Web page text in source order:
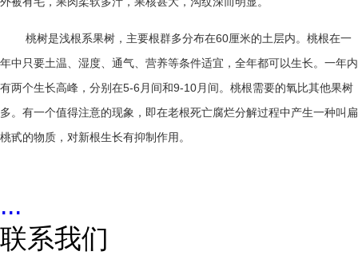
桃树是浅根系果树，主要根群多分布在60厘米的土层内。桃根在一
年中只要土温、湿度、通气、营养等条件适宜，全年都可以生长。一年内
有两个生长高峰，分别在5-6 月间和9-10月间。桃根需要的氧比其他果树
多。有一个值得注意的现象，即在老根死亡腐烂分解过程中产生一种叫扁
桃甙的物质，对新根生长有抑制作用。
...
联系我们